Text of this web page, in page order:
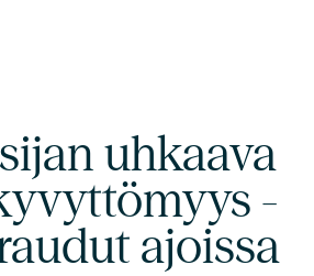
uhkaava
-
ajoissa